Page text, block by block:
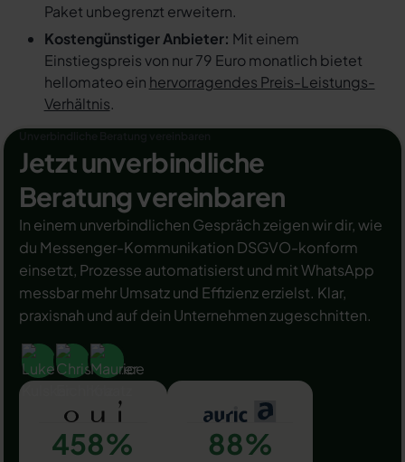
Paket unbegrenzt erweitern.
Kostengünstiger Anbieter: Mit einem
Einstiegspreis von nur 79 Euro monatlich bietet
hellomateo ein hervorragendes Preis-Leistungs-
Verhältnis.
Jetzt unverbindliche
Beratung vereinbaren
In einem unverbindlichen Gespräch zeigen wir dir, wie
du Messenger-Kommunikation DSGVO-konform
einsetzt, Prozesse automatisierst und mit WhatsApp
messbar mehr Umsatz und Effizienz erzielst. Klar,
praxisnah und auf dein Unternehmen zugeschnitten.
458% 88%